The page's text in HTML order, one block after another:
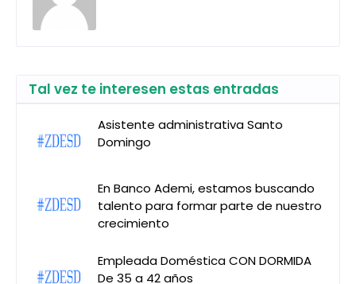
Tal vez te interesen estas entradas
Asistente administrativa Santo
Domingo
En Banco Ademi, estamos buscando
talento para formar parte de nuestro
crecimiento
Empleada Doméstica CON DORMIDA
De 35 a 42 años